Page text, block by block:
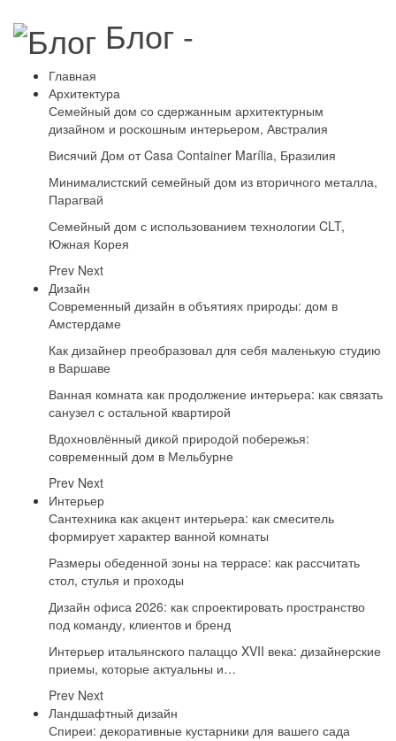
Блог -
Главная
Архитектура
Семейный дом со сдержанным архитектурным
дизайном и роскошным интерьером, Австралия
Висячий Дом от Casa Container Marília, Бразилия
Минималистский семейный дом из вторичного металла,
Парагвай
Семейный дом с использованием технологии CLT,
Южная Корея
Prev Next
Дизайн
Современный дизайн в объятиях природы: дом в
Амстердаме
Как дизайнер преобразовал для себя маленькую студию
в Варшаве
Ванная комната как продолжение интерьера: как связать
санузел с остальной квартирой
Вдохновлённый дикой природой побережья:
современный дом в Мельбурне
Prev Next
Интерьер
Сантехника как акцент интерьера: как смеситель
формирует характер ванной комнаты
Размеры обеденной зоны на террасе: как рассчитать
стол, стулья и проходы
Дизайн офиса 2026: как спроектировать пространство
под команду, клиентов и бренд
Интерьер итальянского палаццо XVII века: дизайнерские
приемы, которые актуальны и…
Prev Next
Ландшафтный дизайн
Спиреи: декоративные кустарники для вашего сада